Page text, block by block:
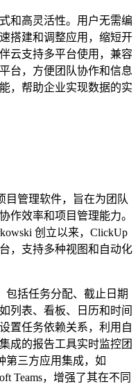
和高灵活性。用户无需编
搭建和调整应用，缩短开
云支持多平台使用，兼容
台，方便团队协作和信息
，帮助企业实现数据的实
目管理软件，旨在为团队
作效率和项目管理能力。
创立以来，ClickUp
，支持多种视图和自动化
包括任务分配、截止日期
列表、看板、日历和时间
置任务依赖关系，利用自
成的报告工具实时监控团
第三方应用集成，如
Teams，增强了其在不同